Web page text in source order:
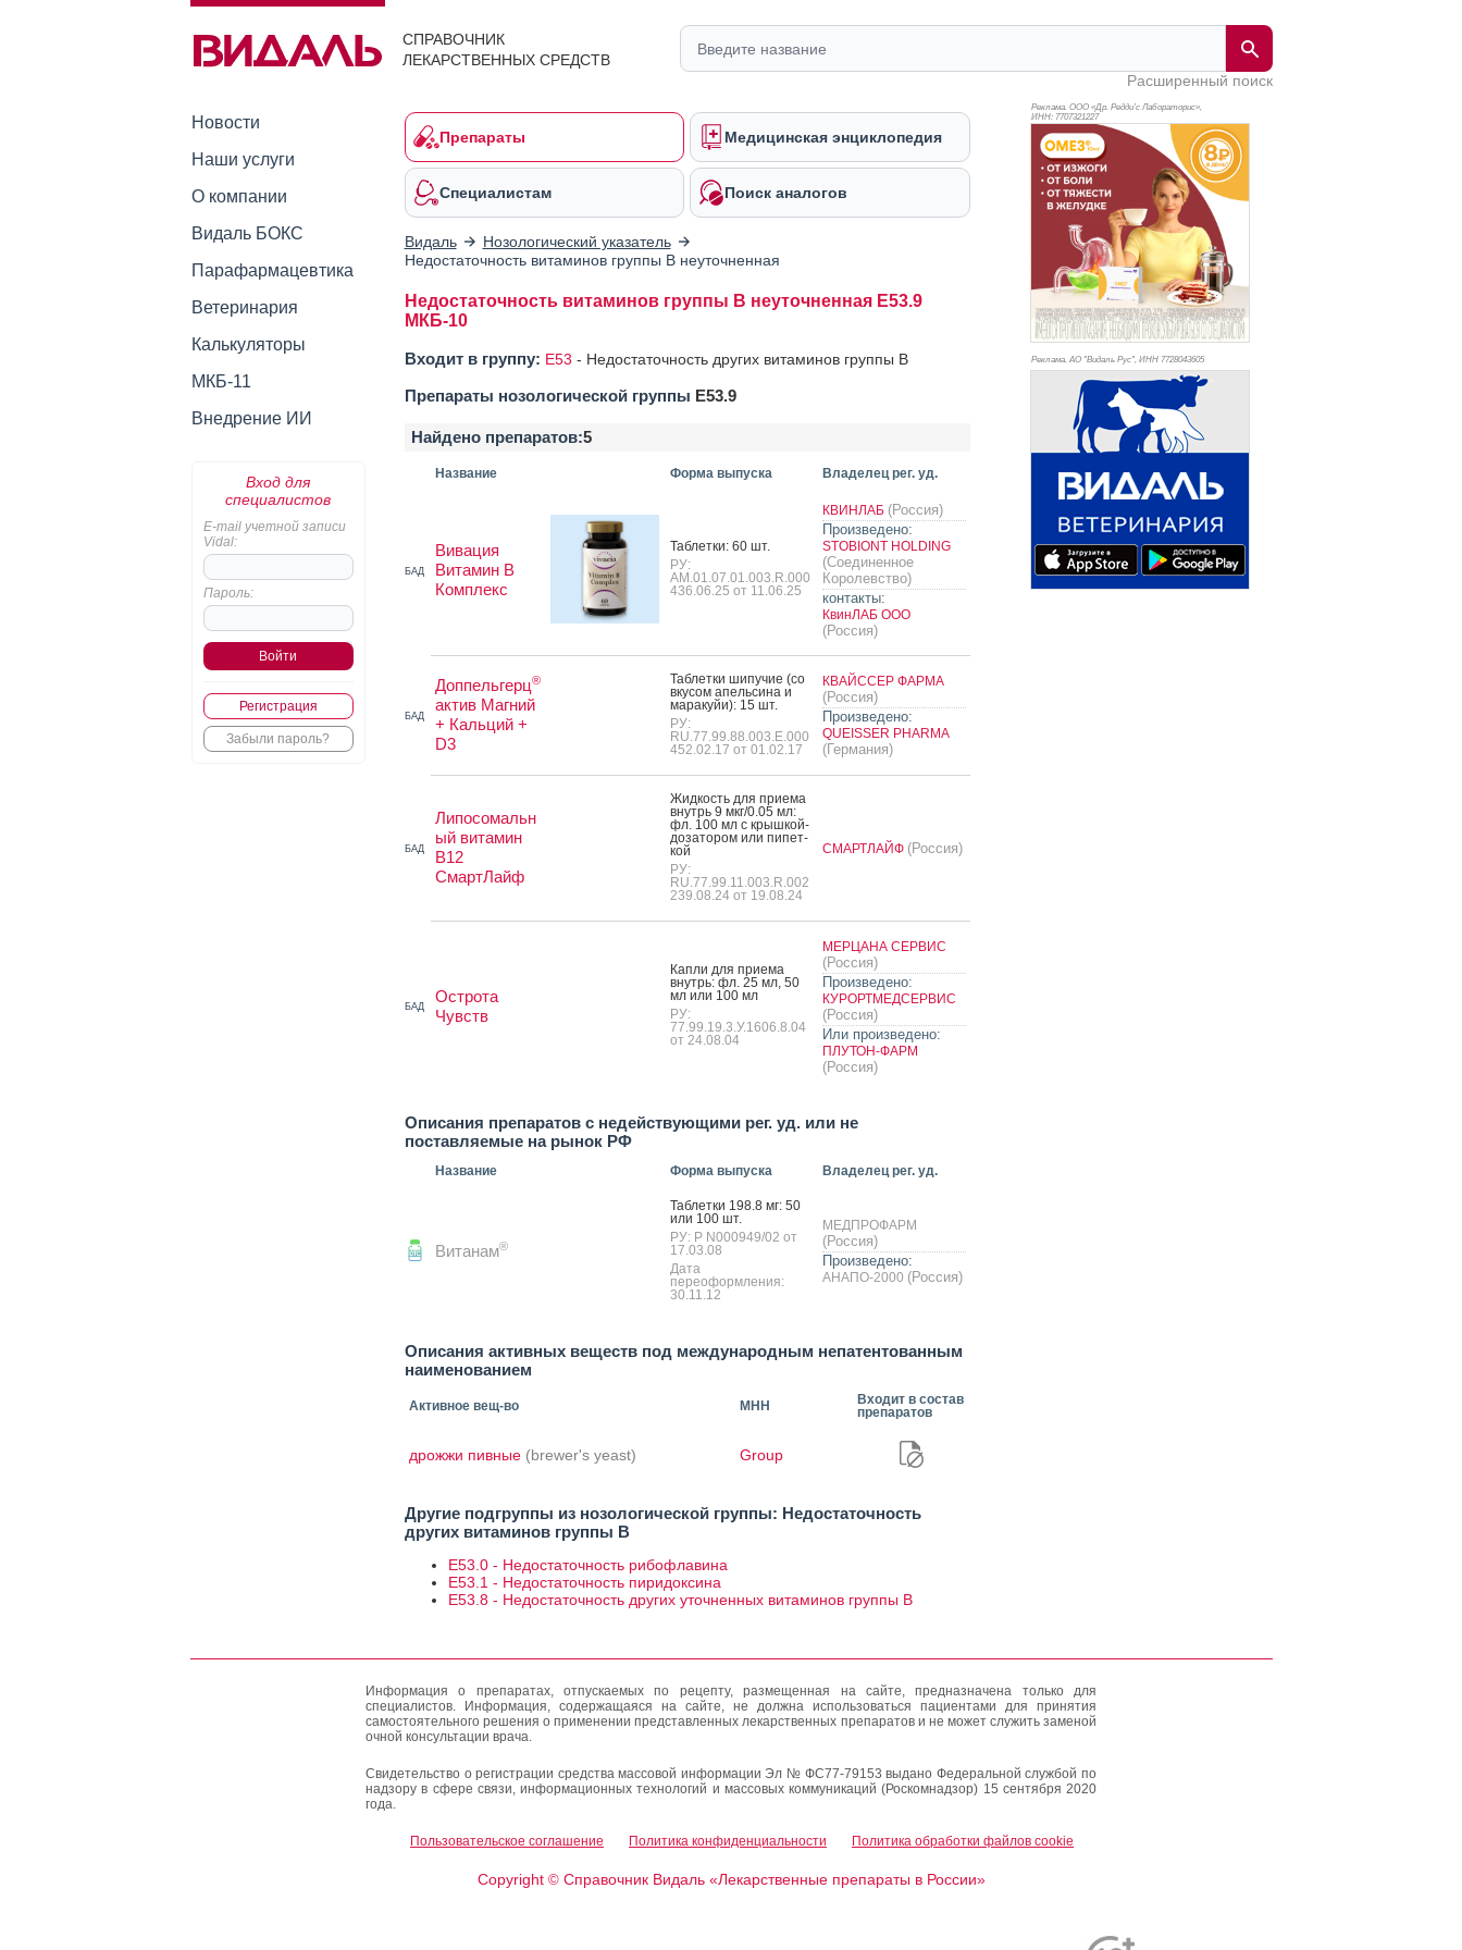
СПРАВОЧНИК
ЛЕКАРСТВЕННЫХ СРЕДСТВ
Расширенный поиск
Новости
Наши услуги
О компании
Видаль БОКС
Парафармацевтика
Ветеринария
Калькуляторы
МКБ-11
Внедрение ИИ
Вход для
специалистов
E-mail учетной записи
Vidal:
Пароль:
Регистрация
Забыли пароль?
Препараты Медицинская энциклопедия
Специалистам Поиск аналогов
Видаль
Нозологический указатель
Недостаточность витаминов группы В неуточненная
Недостаточность витаминов группы В неуточненная E53.9
МКБ-10
Входит в группу: E53 - Недостаточность других витаминов группы В
Препараты нозологической группы E53.9
Найдено препаратов:5
Название Форма выпуска Владелец рег. уд.
БАД
Вивация
Витамин B
Комплекс
Таб­летки: 60 шт.
РУ:
AM.01.07.01.003.R.000
436.06.25 от 11.06.25
КВИНЛАБ (Россия)
Произведено:
STOBIONT HOLDING
(Соединенное
Королевство)
контакты:
КвинЛАБ ООО
(Россия)
БАД
Доппельгерц®
актив Магний
+ Кальций +
D3
Таб­летки ши­пучие (со
вку­сом апель­си­на и
ма­ракуйи): 15 шт.
РУ:
RU.77.99.88.003.E.000
452.02.17 от 01.02.17
КВАЙССЕР ФАРМА
(Россия)
Произведено:
QUEISSER PHARMA
(Германия)
БАД
Липосомальн
ый витамин
B12
СмартЛайф
Жид­кость для при­ема
внутрь 9 мкг/0.05 мл:
фл. 100 мл с крыш­кой-
до­зато­ром или пи­пет­
кой
РУ:
RU.77.99.11.003.R.002
239.08.24 от 19.08.24
СМАРТЛАЙФ (Россия)
БАД
Острота
Чувств
Кап­ли для при­ема
внутрь: фл. 25 мл, 50
мл или 100 мл
РУ:
77.99.19.3.У.1606.8.04
от 24.08.04
МЕРЦАНА СЕРВИС
(Россия)
Произведено:
КУРОРТМЕДСЕРВИС
(Россия)
Или произведено:
ПЛУТОН-ФАРМ
(Россия)
Описания препаратов с недействующими рег. уд. или не
поставляемые на рынок РФ
Название Форма выпуска Владелец рег. уд.
Витанам®
Таб­летки 198.8 мг: 50
или 100 шт.
РУ: Р N000949/02 от
17.03.08
Дата
переоформления:
30.11.12
МЕДПРОФАРМ
(Россия)
Произведено:
АНАПО-2000 (Россия)
Описания активных веществ под международным непатентованным
наименованием
Активное вещ-во МНН
Входит в состав
препаратов
дрожжи пивные (brewer's yeast) Group
Другие подгруппы из нозологической группы: Недостаточность
других витаминов группы В
E53.0 - Недостаточность рибофлавина
E53.1 - Недостаточность пиридоксина
E53.8 - Недостаточность других уточненных витаминов группы В
Реклама. ООО «Др. Редди’с Лабораторис»,
ИНН: 7707321227
Реклама. АО "Видаль Рус", ИНН 7728043605
Информация о препаратах, отпускаемых по рецепту, размещенная на сайте, предназначена только для
специалистов. Информация, содержащаяся на сайте, не должна использоваться пациентами для принятия
самостоятельного решения о применении представленных лекарственных препаратов и не может служить заменой
очной консультации врача.
Свидетельство о регистрации средства массовой информации Эл № ФС77-79153 выдано Федеральной службой по
надзору в сфере связи, информационных технологий и массовых коммуникаций (Роскомнадзор) 15 сентября 2020
года.
Пользовательское соглашение Политика конфиденциальности Политика обработки файлов cookie
Copyright ©Справочник Видаль «Лекарственные препараты в России»